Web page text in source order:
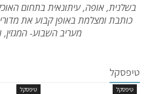
בשלנית, אופה, עיתונאית בתחום
כותבת ומצלמת באופן קבוע את
מעריב השבוע- המגזין,
טיפסקל
טיפסקל טיפסקל